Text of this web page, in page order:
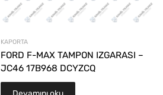
KAPORTA
FORD F-MAX TAMPON IZGARASI –
JC46 17B968 DCYZCQ